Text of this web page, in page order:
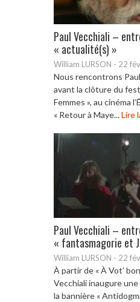
Paul Vecchiali –
« actualité(s) »
William LURSON - 22
Nous rencontrons
avant la clôture du
Femmes », au cinéma
« Retour à Maye...Lire
Paul Vecchiali –
« fantasmagorie et
William LURSON - 22
À partir de « À Vot’
Vecchiali inaugure
la bannière «